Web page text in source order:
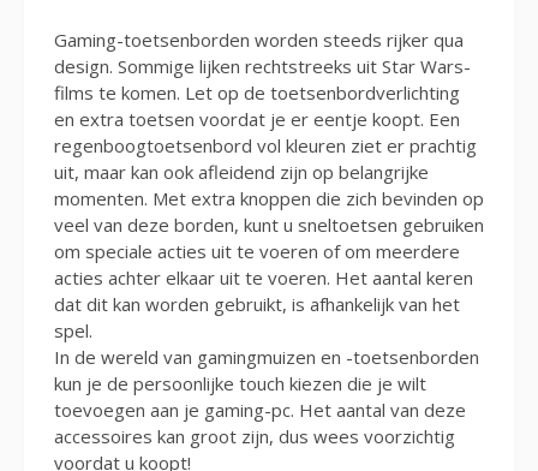
Gaming-toetsenborden worden steeds rijker qua
design. Sommige lijken rechtstreeks uit Star Wars-
films te komen. Let op de toetsenbordverlichting
en extra toetsen voordat je er eentje koopt. Een
regenboogtoetsenbord vol kleuren ziet er prachtig
uit, maar kan ook afleidend zijn op belangrijke
momenten. Met extra knoppen die zich bevinden op
veel van deze borden, kunt u sneltoetsen gebruiken
om speciale acties uit te voeren of om meerdere
acties achter elkaar uit te voeren. Het aantal keren
dat dit kan worden gebruikt, is afhankelijk van het
spel.
In de wereld van gamingmuizen en -toetsenborden
kun je de persoonlijke touch kiezen die je wilt
toevoegen aan je gaming-pc. Het aantal van deze
accessoires kan groot zijn, dus wees voorzichtig
voordat u koopt!